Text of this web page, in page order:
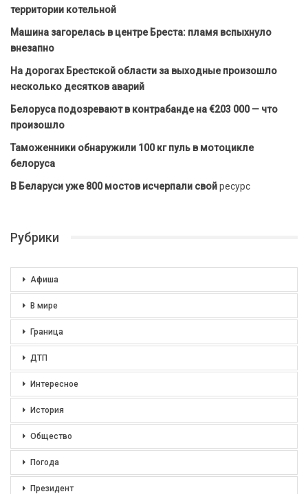
территории котельной
Машина загорелась в центре Бреста: пламя вспыхнуло
внезапно
На дорогах Брестской области за выходные произошло
несколько десятков аварий
Белоруса подозревают в контрабанде на €203 000 — что
произошло
Таможенники обнаружили 100 кг пуль в мотоцикле
белоруса
В Беларуси уже 800 мостов исчерпали свойресурс
Рубрики
Афиша
В мире
Граница
ДТП
Интересное
История
Общество
Погода
Президент